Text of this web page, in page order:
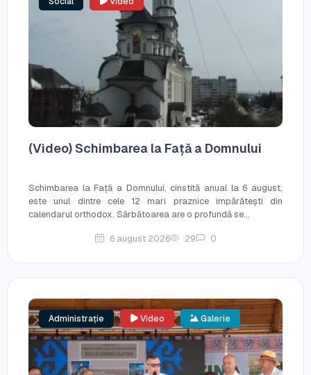
(Video) Schimbarea la Față a Domnului
Schimbarea la Față a Domnului, cinstită anual la 6 august,
este unul dintre cele 12 mari praznice împărătești din
calendarul orthodox. Sărbătoarea are o profundă se...
6 august 2026 29 0
Administrație Video Galerie